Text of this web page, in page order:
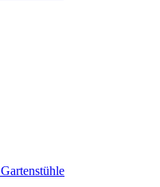
Gartenstühle